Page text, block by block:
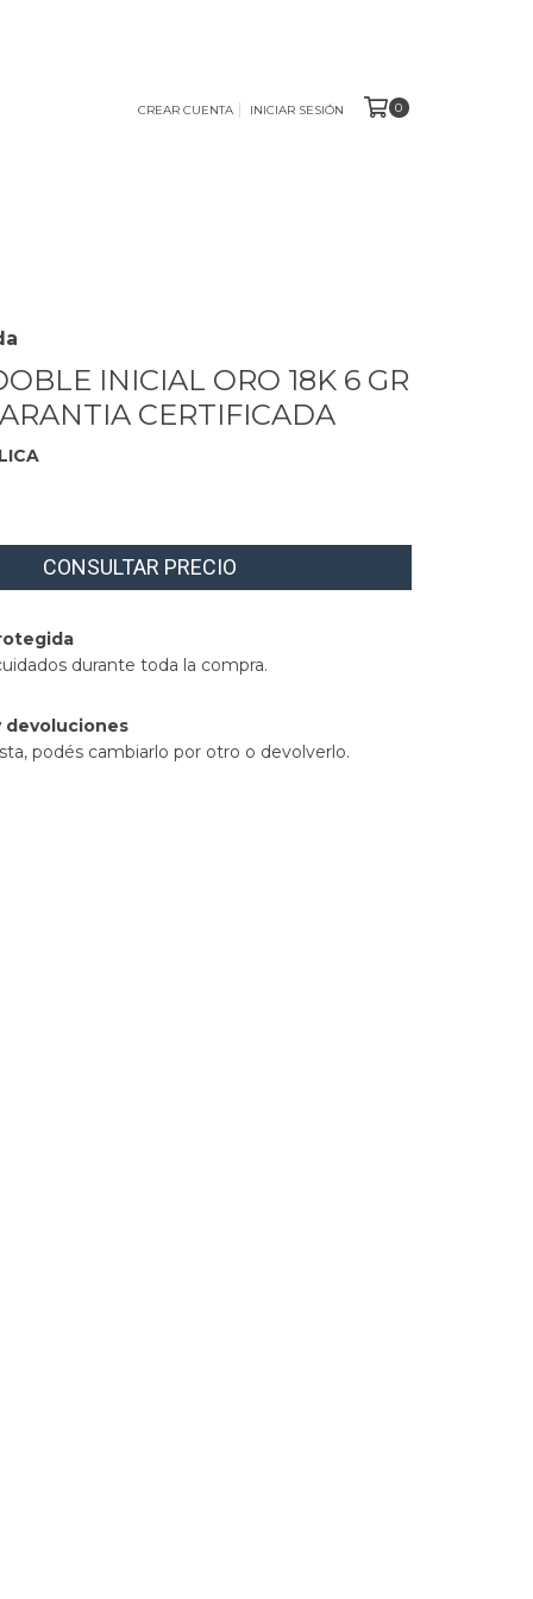
CREAR CUENTA INICIAR SESIÓN 0
INICIAL ORO 18K 6 GR
CERTIFICADA
durante toda la compra.
devoluciones
podés cambiarlo por otro o devolverlo.